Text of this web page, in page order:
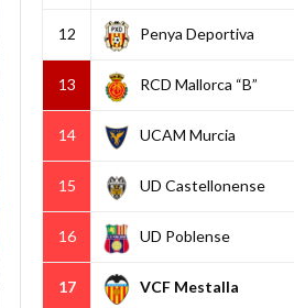
12 Penya Deportiva
13 RCD Mallorca “B”
14 UCAM Murcia
15 UD Castellonense
16 UD Poblense
17 VCF Mestalla